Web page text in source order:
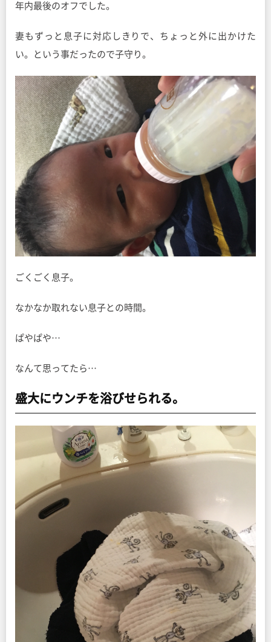
年内最後のオフでした。
妻もずっと息子に対応しきりで、ちょっと外に出かけた
い。という事だったので子守り。
ごくごく息子。
なかなか取れない息子との時間。
ぱやぱや…
なんて思ってたら…
盛大にウンチを浴びせられる。